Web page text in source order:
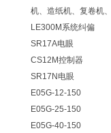
机、造纸机、复卷机
LE300M系统纠偏
SR17A电眼
CS12M控制器
SR17N电眼
E05G-12-150
E05G-25-150
E05G-40-150